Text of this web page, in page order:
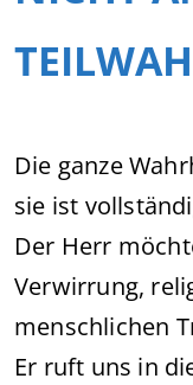
Die ganze
sie ist
Der Herr
Verwirrung,
menschlichen
Er ruft uns in